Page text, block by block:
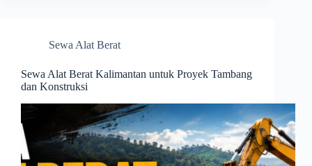
Sewa Alat Berat
Sewa Alat Berat Kalimantan untuk Proyek Tambang
dan Konstruksi